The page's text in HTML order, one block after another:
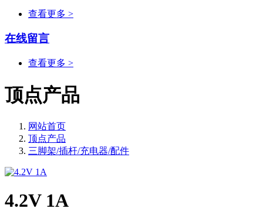
查看更多 >
在线留言
查看更多 >
顶点产品
网站首页
顶点产品
三脚架/插杆/充电器/配件
4.2V 1A